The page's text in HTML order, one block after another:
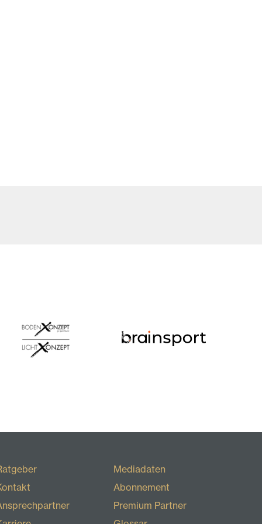
Mediadaten
Abonnement
Premium Partner